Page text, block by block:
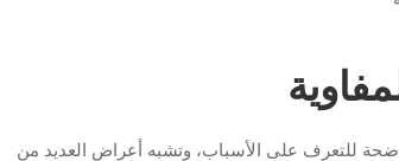
للتعرف على الأسباب، وتشبه أعراض العديد من